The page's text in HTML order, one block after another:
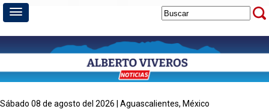
sábado 08 de agosto del 2026 | Aguascalientes, México